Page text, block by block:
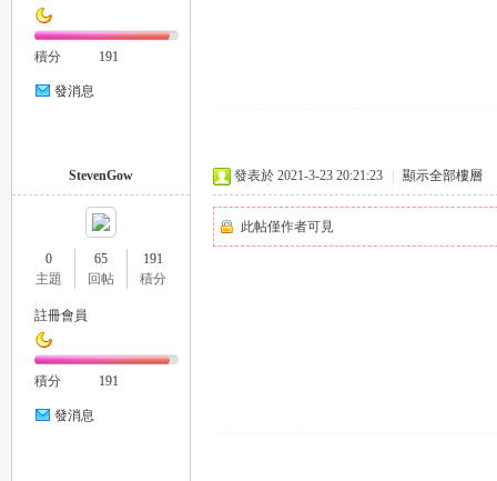
積分 191
發消息
StevenGow
0
主題
65
回帖
191
積分
註冊會員
積分 191
發消息
發表於 2021-3-23 20:21:23 顯示全部樓層
此帖僅作者可見